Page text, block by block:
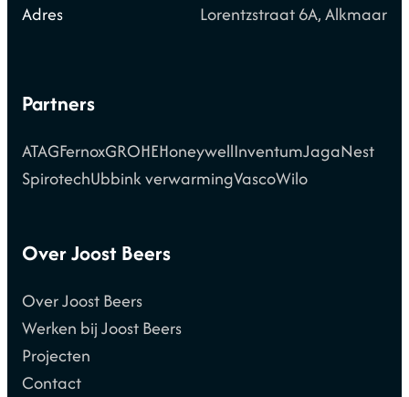
Adres
Lorentzstraat 6A, Alkmaar
Partners
ATAGFernoxGROHEHoneywellInventumJagaNest
SpirotechUbbink verwarmingVascoWilo
Over Joost Beers
Over Joost Beers
Werken bij Joost Beers
Projecten
Contact